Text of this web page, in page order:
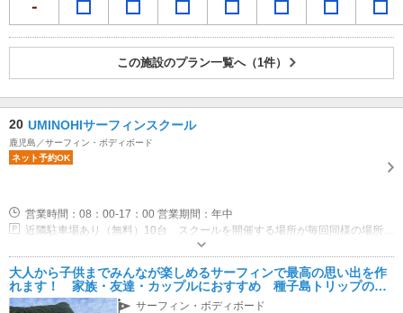
この施設のプラン一覧へ（1件）
20 UMINOHIサーフィンスクール
鹿児島／サーフィン・ボディボード
ネット予約OK
営業時間：08：00-17：00 営業期間：年中
大人から子供までみんなが楽しめるサーフィンで最高の思い出を作
れます！ 家族・友達・カップルにおすすめ 種子島トリップの思
い出にぜひ！
サーフィン・ボディボード